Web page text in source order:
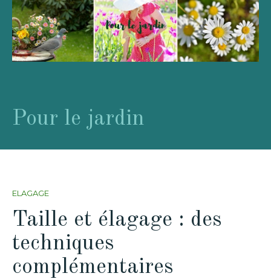
Pour le jardin
ELAGAGE
Taille et élagage : des
techniques
complémentaires